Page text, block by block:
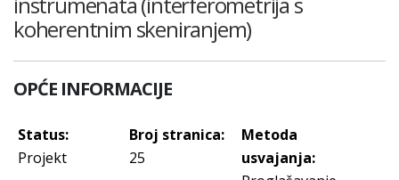
koherentnim skeniranjem)
OPĆE INFORMACIJE
Status:
Projekt
Broj stranica:
25
Metoda
usvajanja: